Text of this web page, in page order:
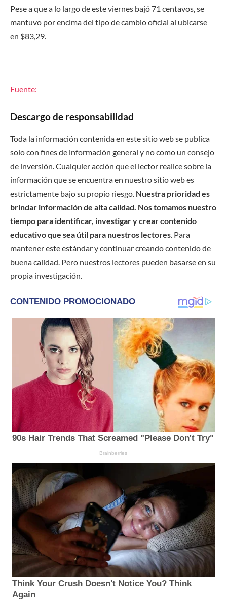
Pese a que a lo largo de este viernes bajó 71 centavos, se
mantuvo por encima del tipo de cambio oficial al ubicarse
en $83,29.
Fuente:
Descargo de responsabilidad
Toda la información contenida en este sitio web se publica
solo con fines de información general y no como un consejo
de inversión. Cualquier acción que el lector realice sobre la
información que se encuentra en nuestro sitio web es
estrictamente bajo su propio riesgo. Nuestra prioridad es
brindar información de alta calidad. Nos tomamos nuestro
tiempo para identificar, investigar y crear contenido
educativo que sea útil para nuestros lectores. Para
mantener este estándar y continuar creando contenido de
buena calidad. Pero nuestros lectores pueden basarse en su
propia investigación.